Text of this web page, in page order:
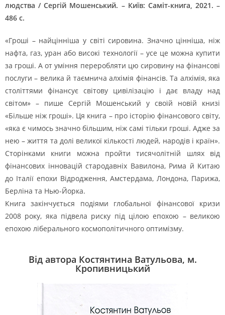
людства / Сергій Мошенський. – Київ: Саміт-книга, 2021. –
486 с.
«Гроші – найцінніша у світі сировина. Значно цінніша, ніж
нафта, газ, уран або високі технології – усе це можна купити
за гроші. А от уміння переробляти цю сировину на фінансові
послуги – велика й таємнича алхімія фінансів. Та алхімія, яка
століттями фінансує світову цивілізацію і дає владу над
світом» – пише Сергій Мошенський у своїй новій книзі
«Більше ніж гроші». Ця книга – про історію фінансового світу,
«яка є чимось значно більшим, ніж самі тільки гроші. Адже за
нею – життя та долі великої кількості людей, народів і країн».
Сторінками книги можна пройти тисячолітній шлях від
фінансових інновацій стародавніх Вавилона, Рима й Китаю
до Італії епохи Відродження, Амстердама, Лондона, Парижа,
Берліна та Нью-Йорка.
Книга закінчується подіями глобальної фінансової кризи
2008 року, яка підвела риску під цілою епохою – великою
епохою ліберального космополітичного оптимізму.
Від автора Костянтина Ватульова, м.
Кропивницький